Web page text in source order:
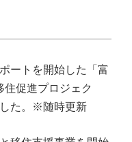
ートを開始した「富
促進プロジェク
した。※随時更新